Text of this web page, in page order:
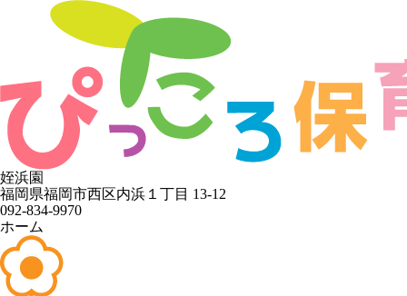
姪浜園
福岡県福岡市西区内浜１丁目 13-12
092-834-9970
ホーム